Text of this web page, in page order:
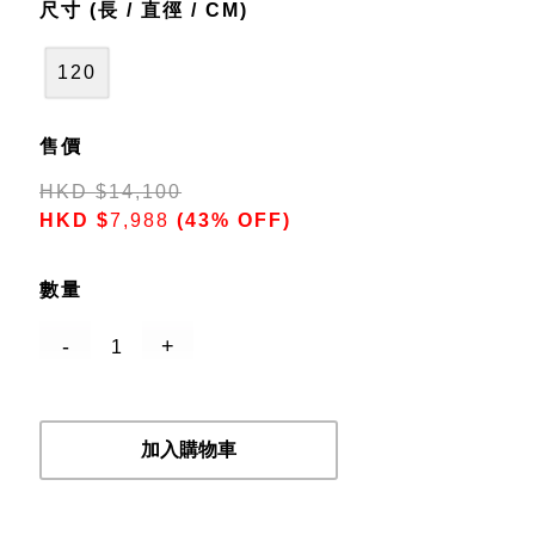
尺寸 (長 / 直徑 / CM)
120
售價
HKD$14,100
HKD$7,988 (43% OFF)
數量
加入購物車